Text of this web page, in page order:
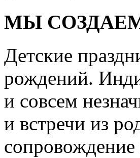
МЫ
Детские
рождений.
и совсем
и встречи из